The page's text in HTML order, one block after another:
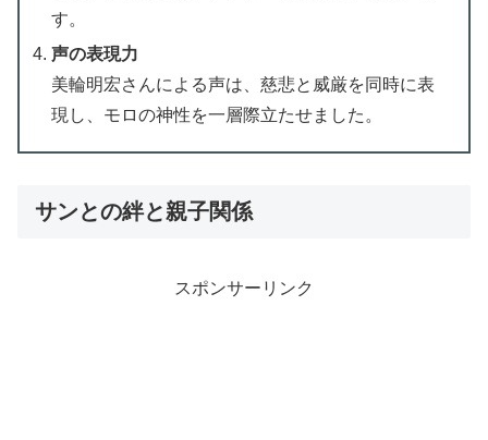
す。
声の表現力
美輪明宏さんによる声は、慈悲と威厳を同時に表
現し、モロの神性を一層際立たせました。
サンとの絆と親子関係
スポンサーリンク